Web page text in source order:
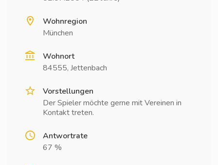
Wohnregion
München
Wohnort
84555, Jettenbach
Vorstellungen
Der Spieler möchte gerne mit Vereinen in
Kontakt treten.
Antwortrate
67 %